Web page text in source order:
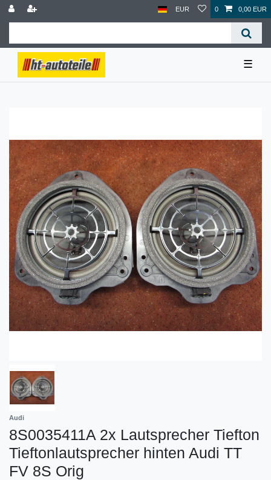
EUR 0 0,00 EUR
☰
Audi
8S0035411A 2x Lautsprecher Tiefton
Tieftonlautsprecher hinten Audi TT
FV 8S Orig